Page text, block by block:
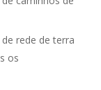
rede de terra
os